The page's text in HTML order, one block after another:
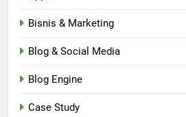
Bisnis & Marketing
Blog & Social Media
Blog Engine
Case Study